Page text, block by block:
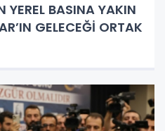
YEREL BASINA YAKIN
GELECEĞİ ORTAK